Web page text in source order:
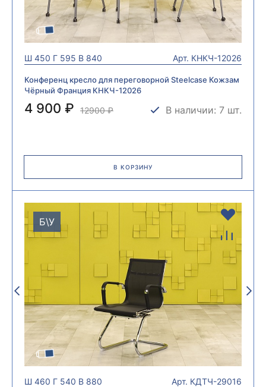
Ш 450 Г 595 В 840 Арт. КНКЧ-12026
Конференц кресло для переговорной Steelcase Кожзам
Чёрный Франция КНКЧ-12026
4 900 ₽ 12900₽ В наличии: 7 шт.
В КОРЗИНУ
Б\У
Ш 460 Г 540 В 880 Арт. КДТЧ-29016